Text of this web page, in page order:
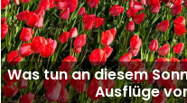
Was tun an diesem
Ausflüge